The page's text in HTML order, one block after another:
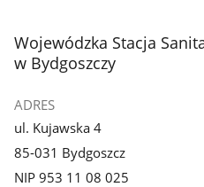
stopka
Wojewódzka Stacja
w Bydgoszczy
ADRES
ul. Kujawska 4
85-031 Bydgoszcz
NIP 953 11 08 025